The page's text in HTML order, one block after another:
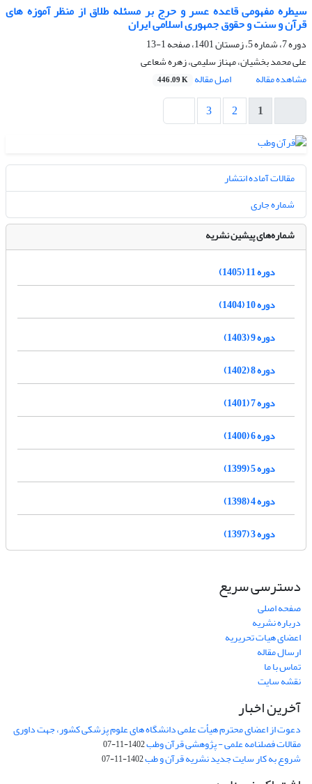
سیطره مفهومی قاعده عسر و حرج بر مسئله طلاق از منظر آموزه های
قرآن و سنت و حقوق جمهوری اسلامی ایران
دوره 7، شماره 5، زمستان 1401، صفحه
1-13
علی محمد بخشیان، مهناز سلیمی، زهره شعاعی
مشاهده مقاله
اصل مقاله 446.09 K
1
2
3
مقالات آماده انتشار
شماره جاری
شماره‌های پیشین نشریه
دوره 11 (1405)
دوره 10 (1404)
دوره 9 (1403)
دوره 8 (1402)
دوره 7 (1401)
دوره 6 (1400)
دوره 5 (1399)
دوره 4 (1398)
دوره 3 (1397)
دسترسی سریع
صفحه اصلی
درباره نشریه
اعضای هیات تحریریه
ارسال مقاله
تماس با ما
نقشه سایت
آخرین اخبار
دعوت از اعضای محترم هیأت علمی دانشگاه های علوم پزشکی کشور، جهت داوری
مقالات فصلنامه علمی - پژوهشی قرآن وطب1402-11-07
شروع به کار سایت جدید نشریه قرآن و طب1402-11-07